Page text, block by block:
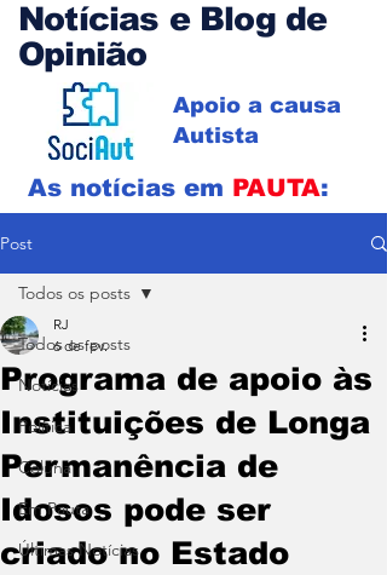
Notícias e Blog de
Opinião
Apoio a causa
Autista
As notícias em PAUTA:
Post
Todos os posts
Notícias
Política
Coluna
Em Pauta
Últimas Notícias
Todos os posts
Programa de apoio às
Instituições de Longa
Permanência de
Idosos pode ser
criado no Estado
RJ
6 de fev.